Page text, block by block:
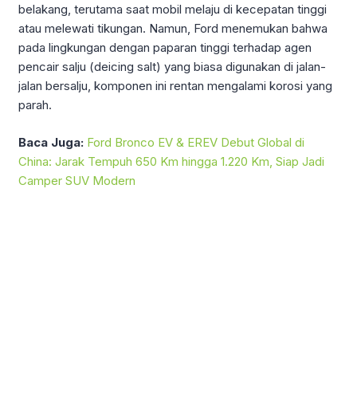
belakang, terutama saat mobil melaju di kecepatan tinggi
atau melewati tikungan. Namun, Ford menemukan bahwa
pada lingkungan dengan paparan tinggi terhadap agen
pencair salju (deicing salt) yang biasa digunakan di jalan-
jalan bersalju, komponen ini rentan mengalami korosi yang
parah.
Baca Juga: Ford Bronco EV & EREV Debut Global di
China: Jarak Tempuh 650 Km hingga 1.220 Km, Siap Jadi
Camper SUV Modern